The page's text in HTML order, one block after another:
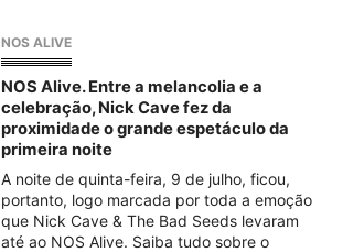
NOS ALIVE
NOS Alive. Entre a melancolia e a
celebração, Nick Cave fez da
proximidade o grande espetáculo da
primeira noite
A noite de quinta-feira, 9 de julho, ficou,
portanto, logo marcada por toda a emoção
que Nick Cave & The Bad Seeds levaram
até ao NOS Alive. Saiba tudo sobre o